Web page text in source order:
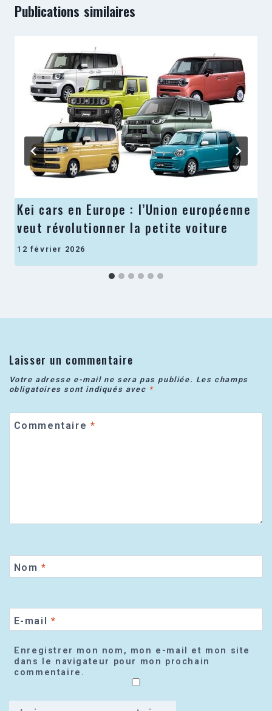
Publications similaires
Kei cars en Europe : l’Union européenne
veut révolutionner la petite voiture
12 février 2026
Laisser un commentaire
Votre adresse e-mail ne sera pas publiée. Les champs
obligatoires sont indiqués avec *
Commentaire *
Nom *
E-mail *
Enregistrer mon nom, mon e-mail et mon site
dans le navigateur pour mon prochain
commentaire.